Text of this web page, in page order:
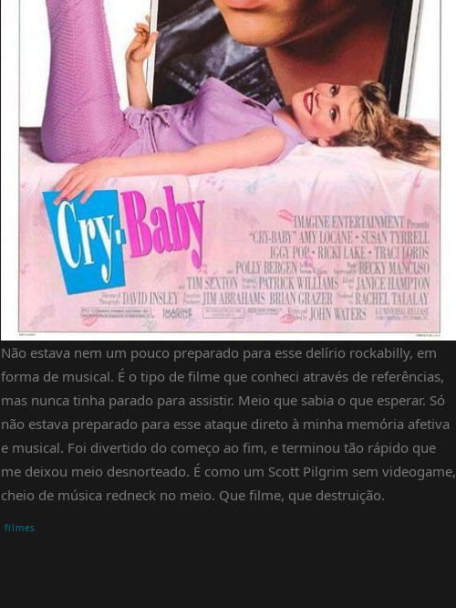
Não estava nem um pouco preparado para esse delírio rockabilly, em
forma de musical. É o tipo de filme que conheci através de referências,
mas nunca tinha parado para assistir. Meio que sabia o que esperar. Só
não estava preparado para esse ataque direto à minha memória afetiva
e musical. Foi divertido do começo ao fim, e terminou tão rápido que
me deixou meio desnorteado. É como um Scott Pilgrim sem videogame,
cheio de música redneck no meio. Que filme, que destruição.
filmes